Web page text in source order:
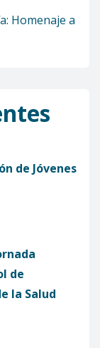
Homenaje a
de Jóvenes
de
la Salud